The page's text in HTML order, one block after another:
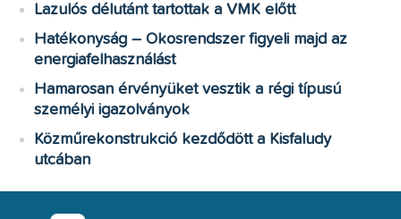
Lazulós délutánt tartottak a VMK előtt
Hatékonyság – Okosrendszer figyeli majd az
energiafelhasználást
Hamarosan érvényüket vesztik a régi típusú
személyi igazolványok
Közműrekonstrukció kezdődött a Kisfaludy
utcában